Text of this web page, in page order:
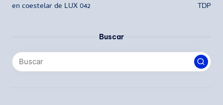
entradas
en coestelar de LUX 042
TDP
Buscar